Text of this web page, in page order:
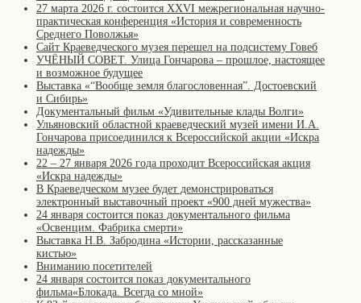
27 марта 2026 г. состоится XXVI межрегиональная научно-
практическая конференция «История и современность
Среднего Поволжья»
Сайт Краеведческого музея перешел на подсистему Говеб
УЧЁНЫЙ СОВЕТ. Улица Гончарова – прошлое, настоящее
и возможное будущее
Выставка «“Вообще земля благословенная”. Достоевский
и Сибирь»
Документальный фильм «Удивительные клады Волги»
Ульяновский областной краеведческий музей имени И.А.
Гончарова присоединился к Всероссийской акции «Искра
надежды»
22 – 27 января 2026 года проходит Всероссийская акция
«Искра надежды»
В Краеведческом музее будет демонстрироваться
электронный выставочный проект «900 дней мужества»
24 января состоится показ документального фильма
«Освенцим. Фабрика смерти»
Выставка Н.В. Забродина «Истории, рассказанные
кистью»
Вниманию посетителей
24 января состоится показ документального
фильма«Блокада. Всегда со мной»